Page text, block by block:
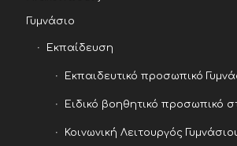
Γυμνάσιο
Εκπαίδευση
Εκπαιδευτικό προσωπικό
Ειδικό βοηθητικό προσωπικό
Κοινωνική Λειτουργός